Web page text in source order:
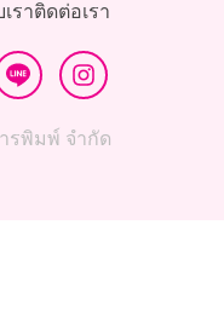
ราติดต่อเรา
รพิมพ์ จำกัด